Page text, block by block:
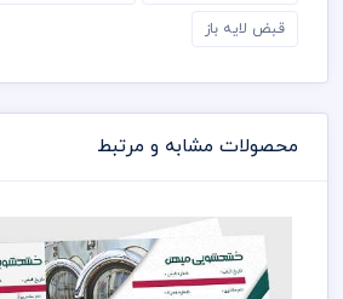
قبض لایه باز
محصولات مشابه و مرتبط